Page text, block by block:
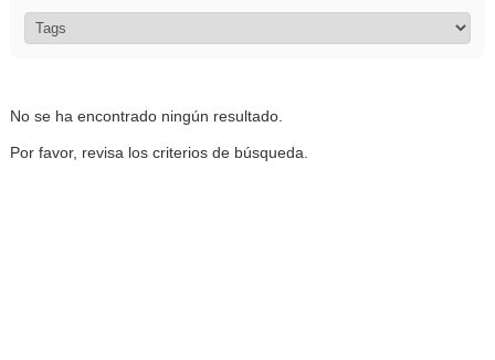
No se ha encontrado ningún resultado.
Por favor, revisa los criterios de búsqueda.